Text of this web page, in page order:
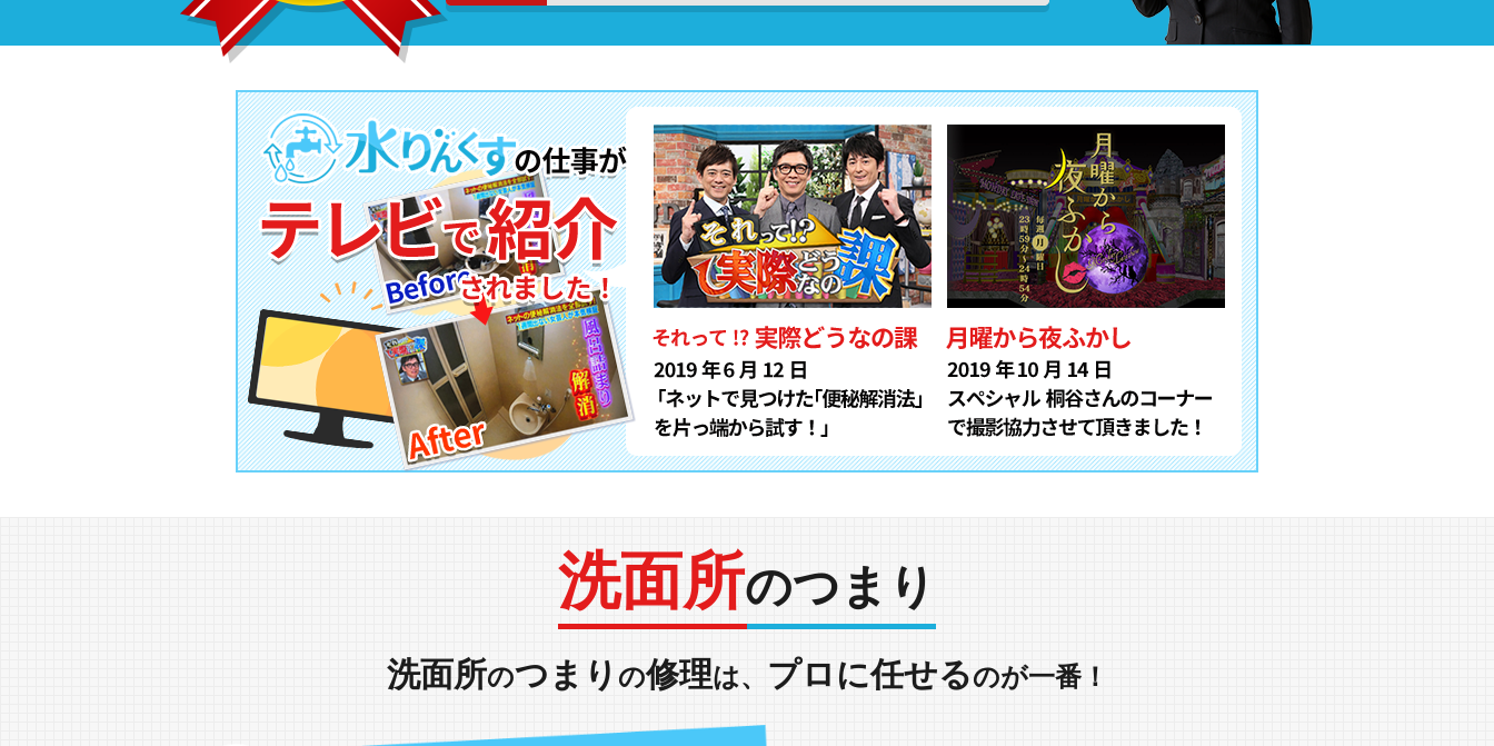
洗面所のつまり
洗面所のつまり の修理は、 プロに任せるのが一番！